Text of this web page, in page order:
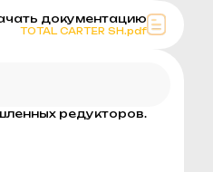
документацию
TOTAL CARTER SH.pdf
редукторов.